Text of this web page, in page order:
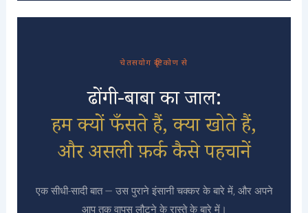
चेतसयोग दृष्टिकोण से
ढोंगी-बाबा का जाल:
हम क्यों फँसते हैं, क्या खोते हैं,
और असली फ़र्क कैसे पहचानें
एक सीधी-सादी बात — उस पुराने इंसानी चक्कर के बारे में, और अपने
आप तक वापस लौटने के रास्ते के बारे में।